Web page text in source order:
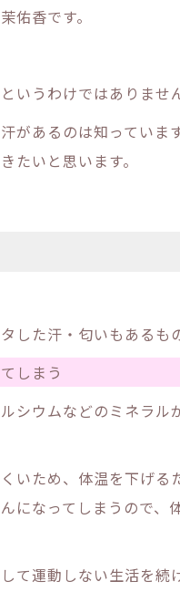
佑香です。
いうわけではありませ
があるのは知ってい
たいと思います。
した汗・匂いもあるも
しまう
シウムなどのミネラ
いため、体温を下げ
になってしまうので
て運動しない生活を